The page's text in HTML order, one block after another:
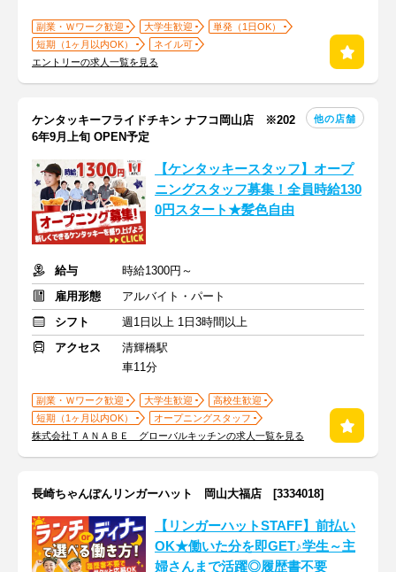
副業・Ｗワーク歓迎 大学生歓迎
単発（1日OK）
短期（1ヶ月以内OK）
ネイル可
エントリーの求人一覧を見る
ケンタッキーフライドチキン ナフコ岡山店 ※202
6年9月上旬 OPEN予定
他の店舗
【ケンタッキースタッフ】オープ
ニングスタッフ募集！全員時給130
0円スタート★髪色自由
給与
時給1300円～
雇用形態
アルバイト・パート
シフト
週1日以上 1日3時間以上
アクセス
清輝橋駅
車11分
副業・Ｗワーク歓迎 大学生歓迎
高校生歓迎
短期（1ヶ月以内OK）
オープニングスタッフ
株式会社ＴＡＮＡＢＥ グローバルキッチンの求人一覧を見る
長崎ちゃんぽんリンガーハット 岡山大福店 [3334018]
【リンガーハットSTAFF】前払い
OK★働いた分を即GET♪学生～主
婦さんまで活躍◎履歴書不要